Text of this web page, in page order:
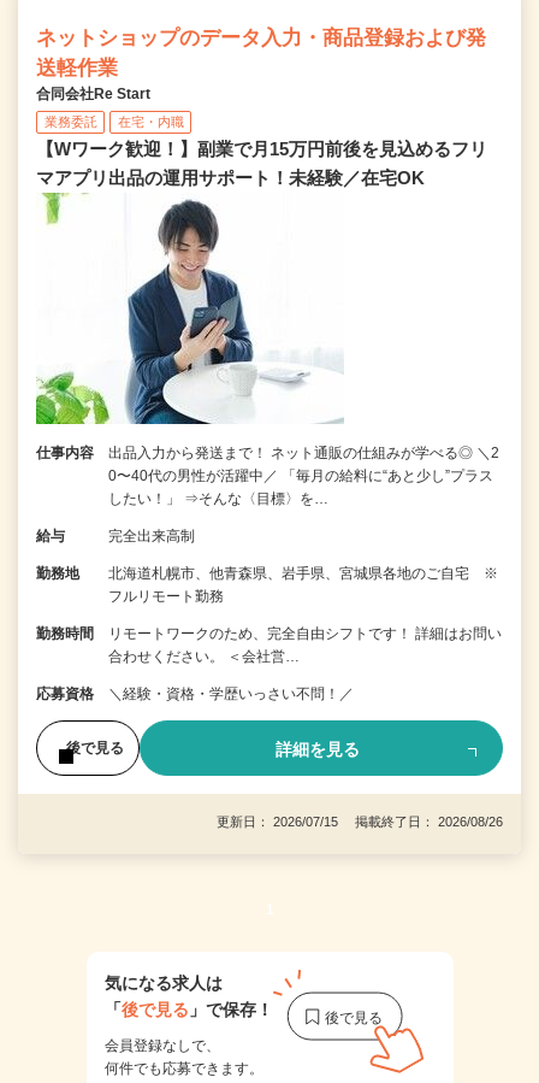
ネットショップのデータ入力・商品登録および発
送軽作業
合同会社Re Start
業務委託 在宅・内職
【Wワーク歓迎！】副業で月15万円前後を見込めるフリ
マアプリ出品の運用サポート！未経験／在宅OK
仕事内容
出品入力から発送まで！ ネット通販の仕組みが学べる◎ ＼2
0〜40代の男性が活躍中／ 「毎月の給料に“あと少し”プラス
したい！」 ⇒そんな〈目標〉を…
給与 完全出来高制
勤務地
北海道札幌市、他青森県、岩手県、宮城県各地のご自宅 ※
フルリモート勤務
勤務時間
リモートワークのため、完全自由シフトです！ 詳細はお問い
合わせください。 ＜会社営…
応募資格 ＼経験・資格・学歴いっさい不問！／
後で見る 詳細を見る
更新日： 2026/07/15 掲載終了日： 2026/08/26
1
気になる求人は
「後で見る 」で保存！
会員登録なしで、
何件でも応募できます。